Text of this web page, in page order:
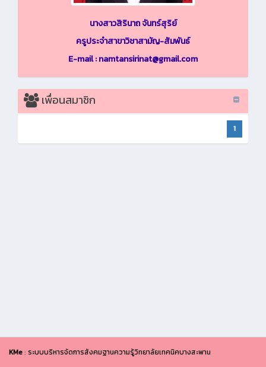
นางสาวสิรินาถ จันทร์สุริย์
ครูประจำสาขาวิชาสามัญ-สัมพันธ์
E-mail : namtansirinat@gmail.com
เพื่อนสมาชิก
1
KMe: ระบบบริหารจัดการสังคมฐานความรู้วิทยาลัยเทคนิคบางสะพาน